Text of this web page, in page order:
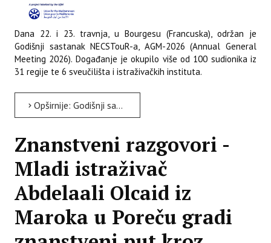
Dana 22. i 23. travnja, u Bourgesu (Francuska), održan je
Godišnji sastanak NECSTouR-a, AGM-2026 (Annual General
Meeting 2026). Događanje je okupilo više od 100 sudionika iz
31 regije te 6 sveučilišta i istraživačkih instituta.
Opširnije: Godišnji sastanak NECSTouR-a AGM 2026 održan u Bourgesu (Francuska)
Znanstveni razgovori -
Mladi istraživač
Abdelaali Olcaid iz
Maroka u Poreču gradi